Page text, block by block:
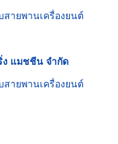
สายพานเครื่องยนต์
ง แมชชีน จำกัด
สายพานเครื่องยนต์